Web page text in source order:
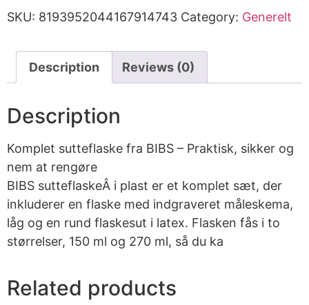
SKU: 8193952044167914743 Category: Generelt
Description Reviews (0)
Description
Komplet sutteflaske fra BIBS – Praktisk, sikker og
nem at rengøre
BIBS sutteflaskeÂ i plast er et komplet sæt, der
inkluderer en flaske med indgraveret måleskema,
låg og en rund flaskesut i latex. Flasken fås i to
størrelser, 150 ml og 270 ml, så du ka
Related products